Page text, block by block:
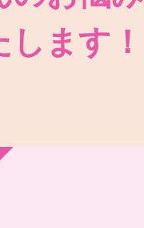
ます！